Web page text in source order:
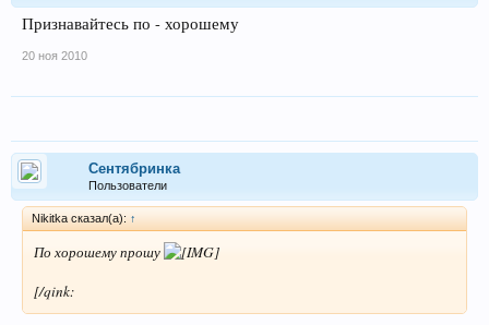
Признавайтесь по - хорошему
20 ноя 2010
Сентябринка
Пользователи
Nikitka сказал(а): ↑
По хорошему прошу
[/qink: